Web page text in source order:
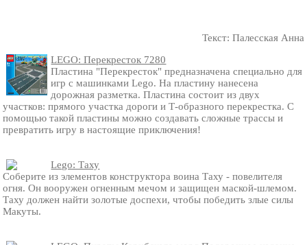
Текст: Палесская Анна
LEGO: Перекресток 7280
Пластина "Перекресток" предназначена специально для
игр с машинками Lego. На пластину нанесена
дорожная разметка. Пластина состоит из двух
участков: прямого участка дороги и Т-образного перекрестка. С
помощью такой пластины можно создавать сложные трассы и
превратить игру в настоящие приключения!
Lego: Таху
Соберите из элементов конструктора воина Таху - повелителя
огня. Он вооружен огненным мечом и защищен маской-шлемом.
Таху должен найти золотые доспехи, чтобы победить злые силы
Макуты.